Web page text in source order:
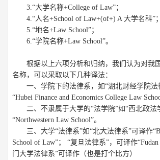
3.“大学名称+College of Law”；
4.“人名+School of Law+(of+) A 大学名科”；
5.“地名+Law School”；
6.“学院名称+Law School”。
根据以上六项分析和归纳，我们认为对我
名称，可以采取以下几种译法：
一、学院下的法律系，如“湖北财经学院法
“Hubei Finance and Economics College Law
二、不隶属于大学的“法学院”如“西北政法
“Northwestern Law School”。
三、大学“法律系”如“北大法律系”可译作
School of Law”； “复旦法律系”，可译作
门大学法律系”可译作（也是打个比方）